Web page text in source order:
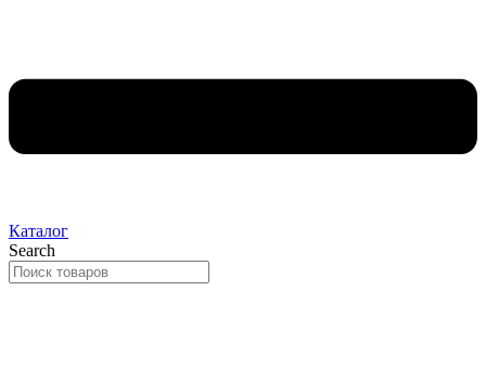
Каталог
Search